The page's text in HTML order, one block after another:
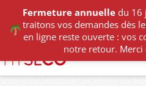
Fermeture annuelle du 16
traitons vos demandes dès le
en ligne reste ouverte : vos
notre retour. Merci